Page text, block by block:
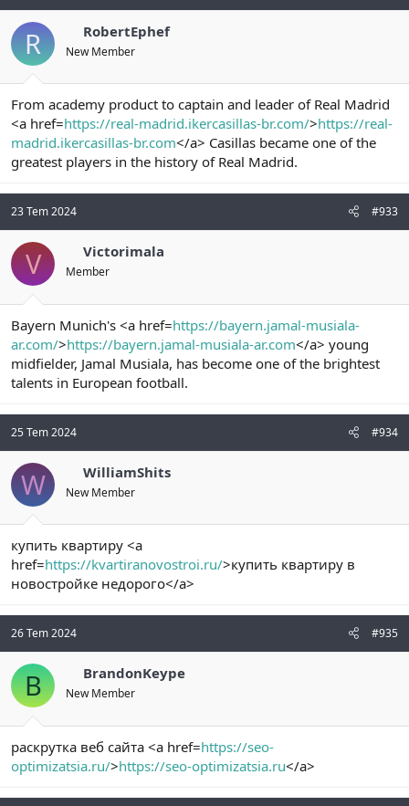
R RobertEphef
New Member
From academy product to captain and leader of Real Madrid
<a href=https://real-madrid.ikercasillas-br.com/>https://real-
madrid.ikercasillas-br.com</a> Casillas became one of the
greatest players in the history of Real Madrid.
23 Tem 2024 #933
V Victorimala
Member
Bayern Munich's <a href=https://bayern.jamal-musiala-
ar.com/>https://bayern.jamal-musiala-ar.com</a> young
midfielder, Jamal Musiala, has become one of the brightest
talents in European football.
25 Tem 2024 #934
W WilliamShits
New Member
купить квартиру <a
href=https://kvartiranovostroi.ru/>купить квартиру в
новостройке недорого</a>
26 Tem 2024 #935
B BrandonKeype
New Member
раскрутка веб сайта <a href=https://seo-
optimizatsia.ru/>https://seo-optimizatsia.ru</a>